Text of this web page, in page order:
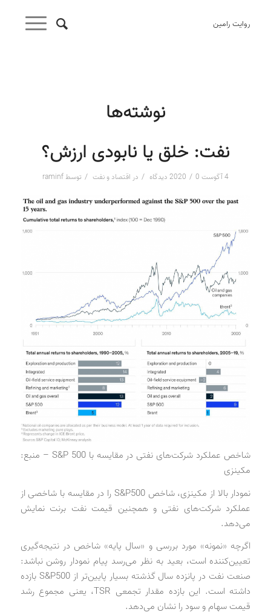
روایت رامین
نوشته‌ها
نفت: خلق یا نابودی ارزش؟
4 آگوست 2020 / 0 دیدگاه / در اقتصاد و نفت / توسط raminf
شاخص عملکرد شرکت‌های نفتی در مقایسه با S&P 500 – منبع:
مکینزی
نمودار بالا از مکینزی، شاخص S&P500 را در مقایسه با شاخصی از
عملکرد شرکت‌های نفتی و همچنین قیمت نفت برنت نمایش
می‌دهد.
اگرچه «نمونه» مورد بررسی و «سال پایه» شاخص در نتیجه‌گیری
تعیین‌کننده است، بعید به نظر می‌رسد پیام نمودار روشن نباشد:
صنعت نفت در پانزده سال گذشته بسیار پایین‌تر از S&P500 بازده
داشته است. این بازده مقدار تجمعی TSR، یعنی مجموع رشد
قیمت سهام و سود را نشان می‌دهد.